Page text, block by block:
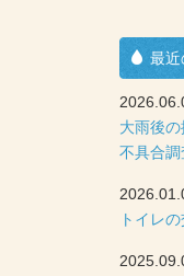
最近
大雨後
不具合
トイレ